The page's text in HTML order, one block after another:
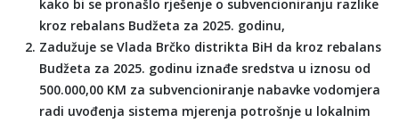
kako bi se pronašlo rješenje o subvencioniranju razlike
kroz rebalans Budžeta za 2025. godinu,
Zadužuje se Vlada Brčko distrikta BiH da kroz rebalans
Budžeta za 2025. godinu iznađe sredstva u iznosu od
500.000,00 KM za subvencioniranje nabavke vodomjera
radi uvođenja sistema mjerenja potrošnje u lokalnim